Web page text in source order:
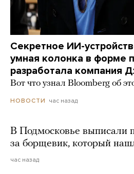
Секретное ИИ-
умная колонка в форме
разработала компания
Вот что узнал Bloomberg об
НОВОСТИ час назад
В Подмосковье выписали
за борщевик, который
час назад